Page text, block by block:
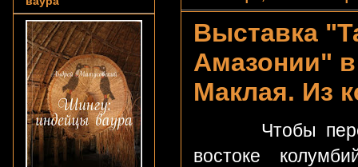
Выставка
Амазонии"
Маклая. Из
Чтобы
востоке